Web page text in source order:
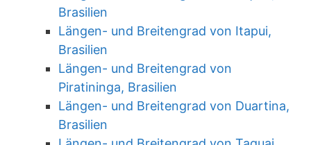
Brasilien
Längen- und Breitengrad von Itapui,
Brasilien
Längen- und Breitengrad von
Piratininga, Brasilien
Längen- und Breitengrad von Duartina,
Brasilien